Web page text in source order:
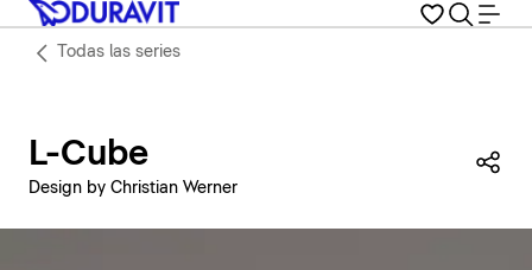
Todas las series
L-Cube
Design by Christian Werner